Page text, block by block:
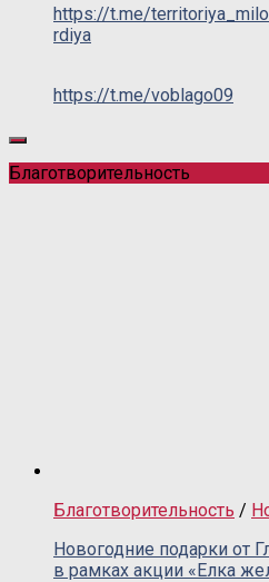
https://t.me/
rdiya
https://t.me/voblago09
Благотворительность
Благотворительность /
Новогодние подарки от
в рамках акции «Елка